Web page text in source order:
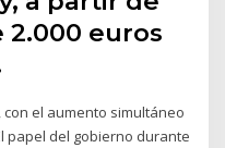
euros
con el aumento simultáneo
papel del gobierno durante